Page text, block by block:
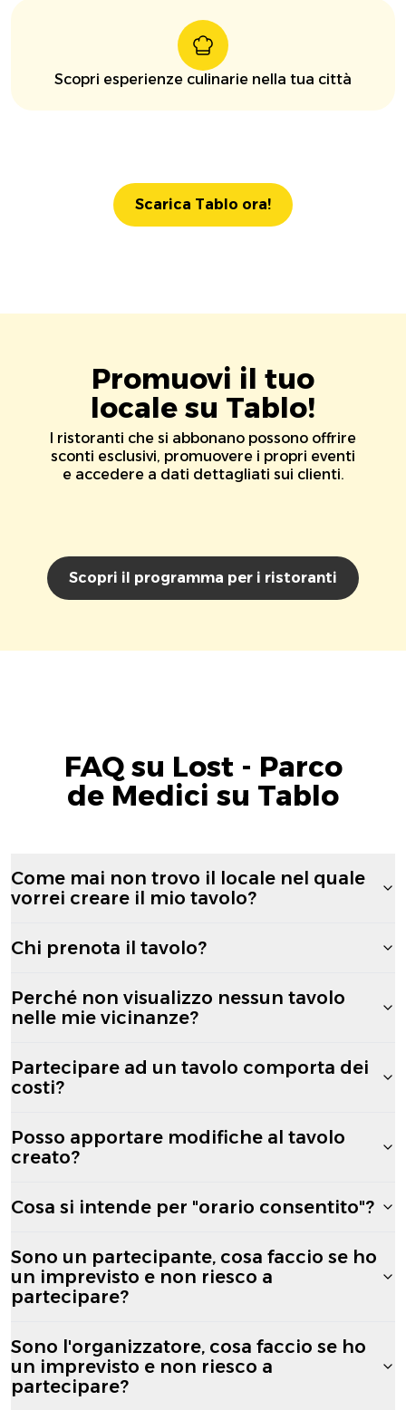
Scopri esperienze culinarie nella tua città
Scarica Tablo ora!
Promuovi il tuo
locale su Tablo!
I ristoranti che si abbonano possono offrire
sconti esclusivi, promuovere i propri eventi
e accedere a dati dettagliati sui clienti.
Scopri il programma per i ristoranti
FAQ su Lost - Parco
de Medici su Tablo
Come mai non trovo il locale nel quale
vorrei creare il mio tavolo?
Chi prenota il tavolo?
Perché non visualizzo nessun tavolo
nelle mie vicinanze?
Partecipare ad un tavolo comporta dei
costi?
Posso apportare modifiche al tavolo
creato?
Cosa si intende per "orario consentito"?
Sono un partecipante, cosa faccio se ho
un imprevisto e non riesco a
partecipare?
Sono l'organizzatore, cosa faccio se ho
un imprevisto e non riesco a
partecipare?